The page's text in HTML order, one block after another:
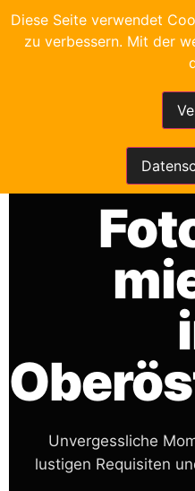
Unvergessliche
lustigen Requisiten
Diese Seite verwendet
zu verbessern. Mit der